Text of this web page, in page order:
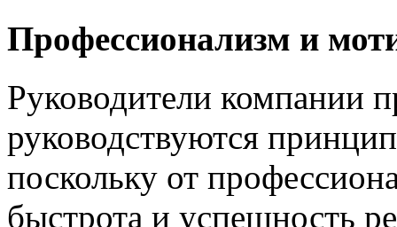
Профессионализм и
Руководители компании
руководствуются
поскольку от
быстрота и успешность